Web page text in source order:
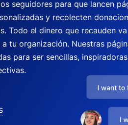
seguidores para que lancen
y recolecten
Todo el dinero que recauden va
tu organización. Nuestras
para ser sencillas,